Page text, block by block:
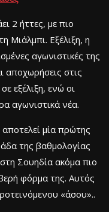
2 ήττες, με πιο
Μιάλμπι. Εξέλιξη, η
αγωνιστικές της
αποχωρήσεις στις
εξέλιξη, ενώ οι
αγωνιστικά νέα.
μία πρώτης
της βαθμολογίας
στη Σουηδία ακόμα πιο
φόρμα της. Αυτός
«άσου»..